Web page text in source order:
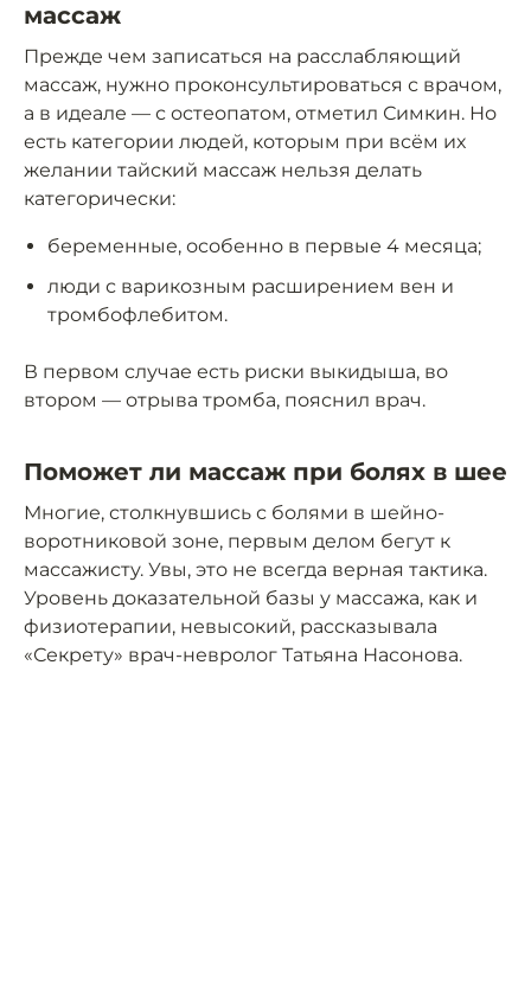
массаж
Прежде чем записаться на расслабляющий
массаж, нужно проконсультироваться с врачом,
а в идеале — с остеопатом, отметил Симкин. Но
есть категории людей, которым при всём их
желании тайский массаж нельзя делать
категорически:
беременные, особенно в первые 4 месяца;
люди с варикозным расширением вен и
тромбофлебитом.
В первом случае есть риски выкидыша, во
втором — отрыва тромба, пояснил врач.
Поможет ли массаж при болях в шее
Многие, столкнувшись с болями в шейно-
воротниковой зоне, первым делом бегут к
массажисту. Увы, это не всегда верная тактика.
Уровень доказательной базы у массажа, как и
физиотерапии, невысокий, рассказывала
«Секрету» врач-невролог Татьяна Насонова.